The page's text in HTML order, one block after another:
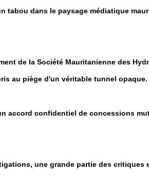
tabou dans le paysage médiatique
de la Société Mauritanienne des
au piège d'un véritable tunnel opaque.
accord confidentiel de concessions
une grande partie des critiques